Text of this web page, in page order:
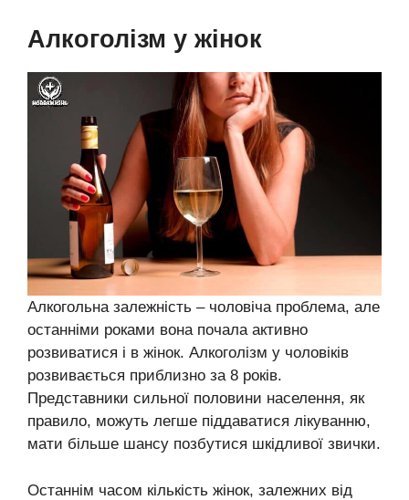
Алкоголізм у жінок
Алкогольна залежність – чоловіча проблема, але
останніми роками вона почала активно
розвиватися і в жінок. Алкоголізм у чоловіків
розвивається приблизно за 8 років.
Представники сильної половини населення, як
правило, можуть легше піддаватися лікуванню,
мати більше шансу позбутися шкідливої ​​звички.
Останнім часом кількість жінок, залежних від